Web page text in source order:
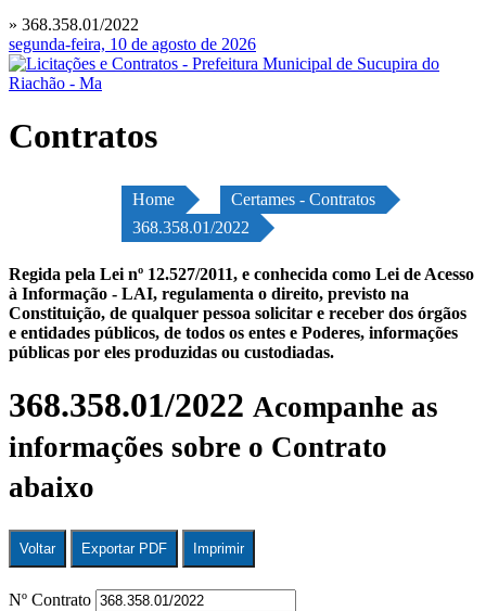
» 368.358.01/2022
segunda-feira, 10 de agosto de 2026
Contratos
Home
Certames - Contratos
368.358.01/2022
Regida pela Lei nº 12.527/2011, e conhecida como Lei de Acesso
à Informação - LAI, regulamenta o direito, previsto na
Constituição, de qualquer pessoa solicitar e receber dos órgãos
e entidades públicos, de todos os entes e Poderes, informações
públicas por eles produzidas ou custodiadas.
368.358.01/2022 Acompanhe as
informações sobre o Contrato
abaixo
Voltar Exportar PDF Imprimir
Nº Contrato